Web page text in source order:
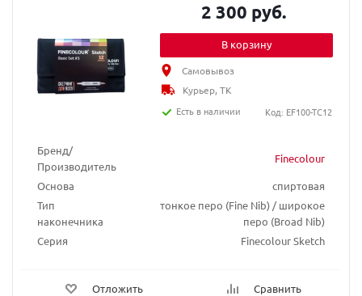
Бренд/
Производитель
Finecolour
Основа
спиртовая
Тип
наконечника
тонкое перо (Fine Nib) / широкое
перо (Broad Nib)
Серия
Finecolour Sketch
Отложить Сравнить
2 300 руб.
В корзину
Самовывоз
Курьер, ТК
Есть в наличии
Код: EF100-TC12